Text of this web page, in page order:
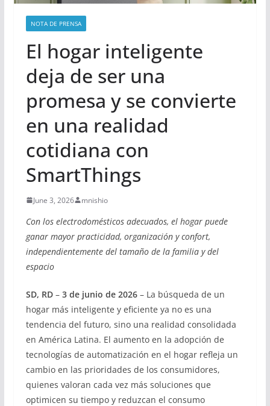
NOTA DE PRENSA
El hogar inteligente
deja de ser una
promesa y se convierte
en una realidad
cotidiana con
SmartThings
June 3, 2026 mnishio
Con los electrodomésticos adecuados, el hogar puede
ganar mayor practicidad, organización y confort,
independientemente del tamaño de la familia y del
espacio
SD, RD – 3 de junio de 2026– La búsqueda de un
hogar más inteligente y eficiente ya no es una
tendencia del futuro, sino una realidad consolidada
en América Latina. El aumento en la adopción de
tecnologías de automatización en el hogar refleja un
cambio en las prioridades de los consumidores,
quienes valoran cada vez más soluciones que
optimicen su tiempo y reduzcan el consumo